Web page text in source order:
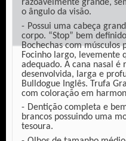
razoavelmente grande,
o ângulo da visão.
Possui uma cabeça
corpo. “Stop” bem
Bochechas com músculos
Focinho largo, levemente
adequado. A cana nasal
desenvolvida, larga e
Bulldogue Inglês. Trufa
com coloração em
Dentição completa e
brancos possuindo uma
tesoura.